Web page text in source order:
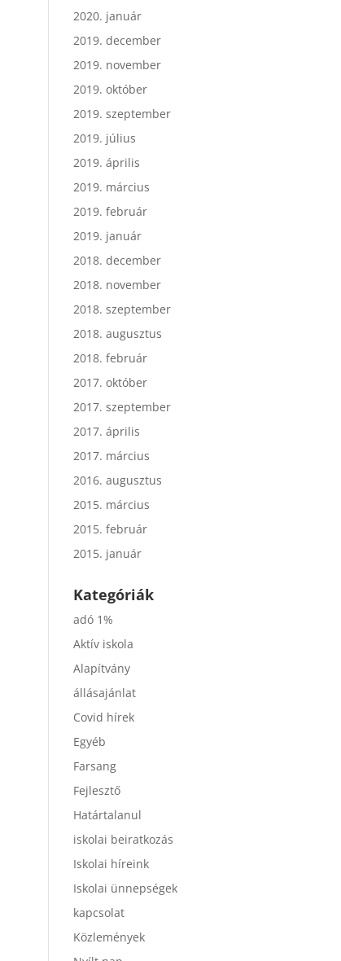
2020. január
2019. december
2019. november
2019. október
2019. szeptember
2019. július
2019. április
2019. március
2019. február
2019. január
2018. december
2018. november
2018. szeptember
2018. augusztus
2018. február
2017. október
2017. szeptember
2017. április
2017. március
2016. augusztus
2015. március
2015. február
2015. január
Kategóriák
adó 1%
Aktív iskola
Alapítvány
állásajánlat
Covid hírek
Egyéb
Farsang
Fejlesztő
Határtalanul
iskolai beiratkozás
Iskolai híreink
Iskolai ünnepségek
kapcsolat
Közlemények